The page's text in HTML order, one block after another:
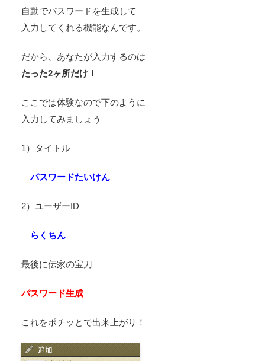
自動でパスワードを生成して
入力してくれる機能なんです。
だから、あなたが入力するのは
たった2ヶ所だけ！
ここでは体験なので下のように
入力してみましょう
1）タイトル
パスワードたいけん
2）ユーザーID
らくちん
最後に伝家の宝刀
パスワード生成
これをポチッとで出来上がり！